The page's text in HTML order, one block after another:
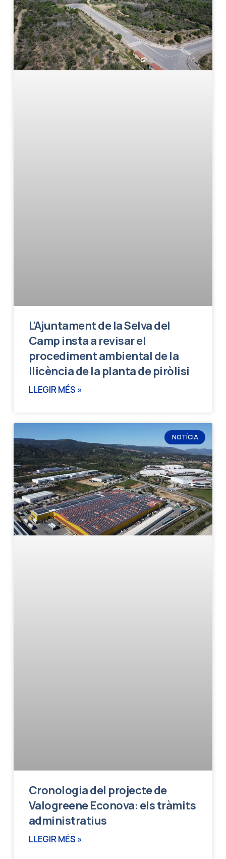
L’Ajuntament de la Selva del
Camp insta a revisar el
procediment ambiental de la
llicència de la planta de piròlisi
LLEGIR MÉS »
NOTÍCIA
Cronologia del projecte de
Valogreene Econova: els tràmits
administratius
LLEGIR MÉS »